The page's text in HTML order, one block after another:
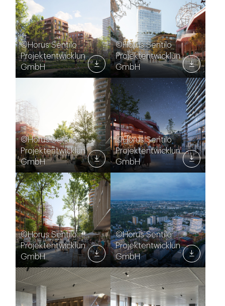
©Horus Sentilo
Projektentwicklungs
GmbH
©Horus Sentilo
Projektentwicklungs
GmbH
©Horus Sentilo
Projektentwicklungs
GmbH
©Horus Sentilo
Projektentwicklungs
GmbH
©Horus Sentilo
Projektentwicklungs
GmbH
©Horus Sentilo
Projektentwicklungs
GmbH